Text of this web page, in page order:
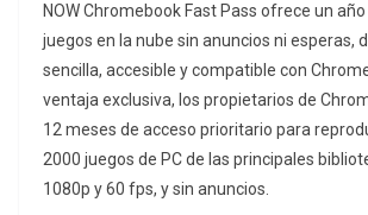
NOW Chromebook Fast Pass ofrece un
juegos en la nube sin anuncios ni esperas,
sencilla, accesible y compatible con
ventaja exclusiva, los propietarios de
12 meses de acceso prioritario para
2000 juegos de PC de las principales
1080p y 60 fps, y sin anuncios.